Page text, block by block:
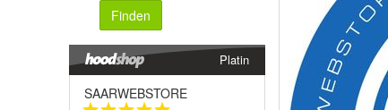
Finden
Platin
SAARWEBSTORE